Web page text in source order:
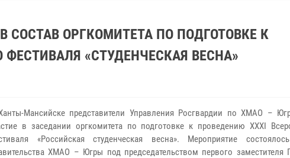
ОРГКОМИТЕТА ПО ПОДГОТОВКЕ К
«СТУДЕНЧЕСКАЯ ВЕСНА»
Мансийске представители Управления Росгвардии по ХМАО –
в заседании оргкомитета по подготовке к проведению ХХХI
«Российская студенческая весна». Мероприятие
ХМАО – Югры под председательством первого заместителя